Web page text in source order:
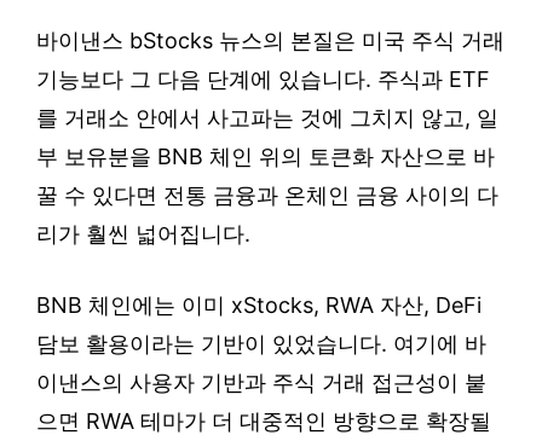
바이낸스 bStocks 뉴스의 본질은 미국 주식 거래
기능보다 그 다음 단계에 있습니다. 주식과 ETF
를 거래소 안에서 사고파는 것에 그치지 않고, 일
부 보유분을 BNB 체인 위의 토큰화 자산으로 바
꿀 수 있다면 전통 금융과 온체인 금융 사이의 다
리가 훨씬 넓어집니다.
BNB 체인에는 이미 xStocks, RWA 자산, DeFi
담보 활용이라는 기반이 있었습니다. 여기에 바
이낸스의 사용자 기반과 주식 거래 접근성이 붙
으면 RWA 테마가 더 대중적인 방향으로 확장될